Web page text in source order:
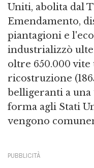
Uniti, abolita dal
Emendamento,
piantagioni e
industrializzò
oltre 650.000 vite
ricostruzione
belligeranti a una
forma agli Stati
vengono
PUBBLICITÀ